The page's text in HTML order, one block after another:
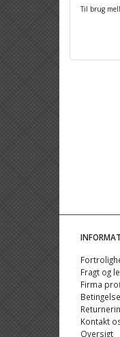
Til brug
Fragt og
Firma
Kontakt
Oversigt